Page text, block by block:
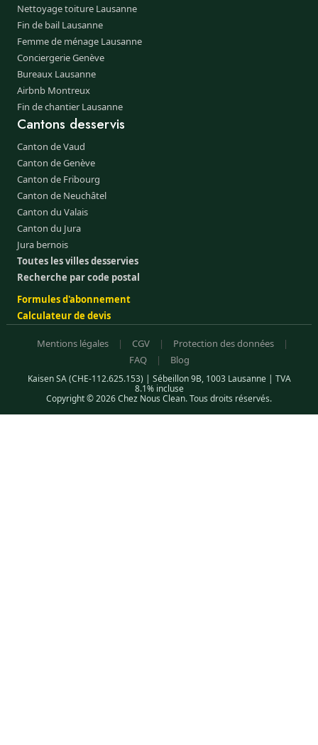
Nettoyage toiture Lausanne
Fin de bail Lausanne
Femme de ménage Lausanne
Conciergerie Genève
Bureaux Lausanne
Airbnb Montreux
Fin de chantier Lausanne
Cantons desservis
Canton de Vaud
Canton de Genève
Canton de Fribourg
Canton de Neuchâtel
Canton du Valais
Canton du Jura
Jura bernois
Toutes les villes desservies
Recherche par code postal
Formules d'abonnement
Calculateur de devis
Mentions légales | CGV | Protection des données
|
FAQ
| Blog
Kaisen SA (CHE-112.625.153) | Sébeillon 9B, 1003 Lausanne | TVA
8.1% incluse
Copyright © 2026 Chez Nous Clean. Tous droits réservés.